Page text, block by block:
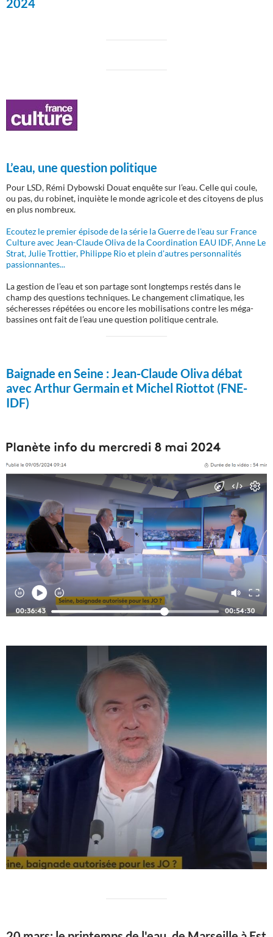
2024
L’eau, une question politique
Pour LSD, Rémi Dybowski Douat enquête sur l’eau. Celle qui coule,
ou pas, du robinet, inquiète le monde agricole et des citoyens de plus
en plus nombreux.
Ecoutez le premier épisode de la série la Guerre de l'eau sur France
Culture avec Jean-Claude Oliva de la Coordination EAU IDF, Anne Le
Strat, Julie Trottier, Philippe Rio et plein d'autres personnalités
passionnantes...
La gestion de l’eau et son partage sont longtemps restés dans le
champ des questions techniques. Le changement climatique, les
sécheresses répétées ou encore les mobilisations contre les méga-
bassines ont fait de l’eau une question politique centrale.
Baignade en Seine :Jean-Claude Oliva débat
avec Arthur Germain et Michel Riottot (FNE-
IDF)